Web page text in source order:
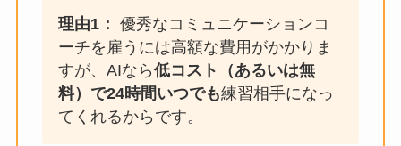
理由1： 優秀なコミュニケーションコ
ーチを雇うには高額な費用がかかりま
すが、AIなら低コスト（あるいは無
料）で24時間いつでも練習相手になっ
てくれるからです。